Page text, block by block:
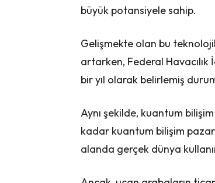
büyük potansiyele sahip.
Gelişmekte olan bu
artarken, Federal Havacılık
bir yıl olarak belirlemiş
Aynı şekilde, kuantum
kadar kuantum bilişim
alanda gerçek dünya